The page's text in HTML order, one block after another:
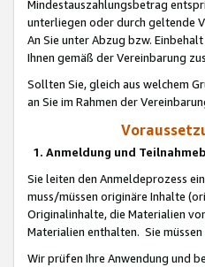
Mindestauszahlungsbetrag
unterliegen oder durch geltende
An Sie unter Abzug bzw.
Ihnen gemäß der Vereinbarung
Sollten Sie, gleich aus welchem
an Sie im Rahmen der
1. Anmeldung und
Sie leiten den Anmeldeprozess
muss/müssen originäre Inhalte
Originalinhalte, die Materialien
Materialien enthalten. Sie
Wir prüfen Ihre Anwendung und